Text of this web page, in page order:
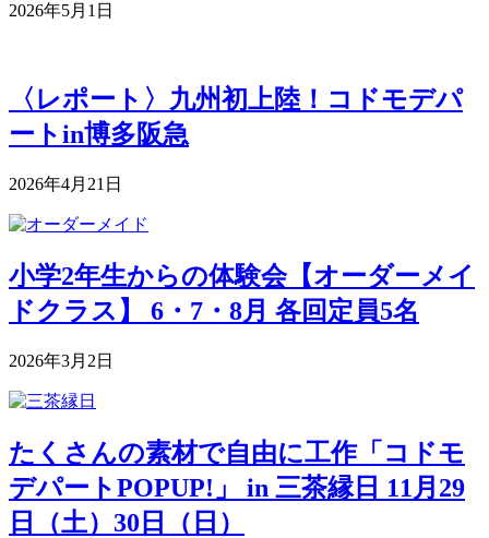
2026年5月1日
〈レポート〉九州初上陸！コドモデパ
ートin博多阪急
2026年4月21日
小学2年生からの体験会【オーダーメイ
ドクラス】 6・7・8月 各回定員5名
2026年3月2日
たくさんの素材で自由に工作「コドモ
デパートPOPUP!」 in 三茶縁日 11月29
日（土）30日（日）